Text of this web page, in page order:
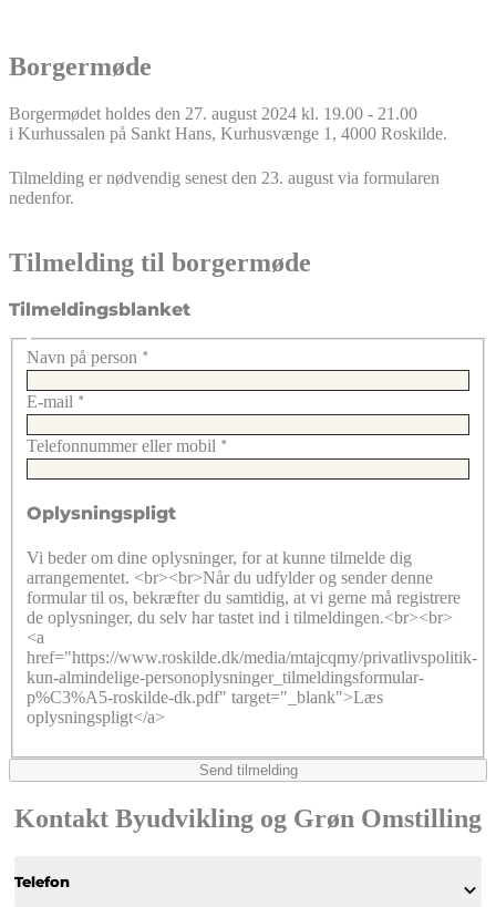
Borgermøde
Borgermødet holdes den 27. august 2024 kl. 19.00 - 21.00
i Kurhussalen på Sankt Hans, Kurhusvænge 1, 4000 Roskilde.
Tilmelding er nødvendig senest den 23. august via formularen
nedenfor.
Tilmelding til borgermøde
Tilmeldingsblanket
Navn på person *
E-mail *
Telefonnummer eller mobil *
Oplysningspligt
Vi beder om dine oplysninger, for at kunne tilmelde dig
arrangementet. <br><br>Når du udfylder og sender denne
formular til os, bekræfter du samtidig, at vi gerne må registrere
de oplysninger, du selv har tastet ind i tilmeldingen.<br><br>
<a
href="https://www.roskilde.dk/media/mtajcqmy/privatlivspolitik-
kun-almindelige-personoplysninger_tilmeldingsformular-
p%C3%A5-roskilde-dk.pdf" target="_blank">Læs
oplysningspligt</a>
Send tilmelding
Kontakt Byudvikling og Grøn Omstilling
Telefon